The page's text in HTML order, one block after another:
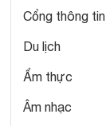
Cổng thông tin
Du lịch
Ẩm thực
Âm nhạc